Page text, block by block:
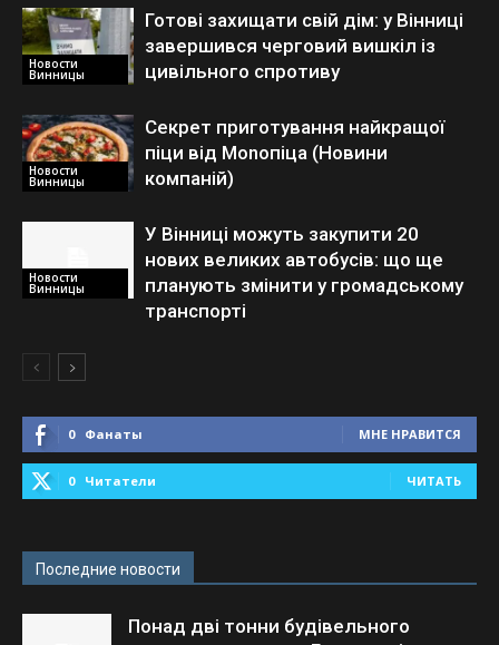
Новости
Винницы
Готові захищати свій дім: у Вінниці
завершився черговий вишкіл із
цивільного спротиву
Новости
Винницы
Секрет приготування найкращої
піци від Monoпіца (Новини
компаній)
Новости
Винницы
У Вінниці можуть закупити 20
нових великих автобусів: що ще
планують змінити у громадському
транспорті
0 Фанаты МНЕ НРАВИТСЯ
0 Читатели ЧИТАТЬ
Последние новости
Понад дві тонни будівельного